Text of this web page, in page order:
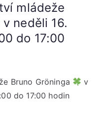
mládeže
v neděli 16.
do 17:00
Bruno Gröninga
v
do 17:00 hodin